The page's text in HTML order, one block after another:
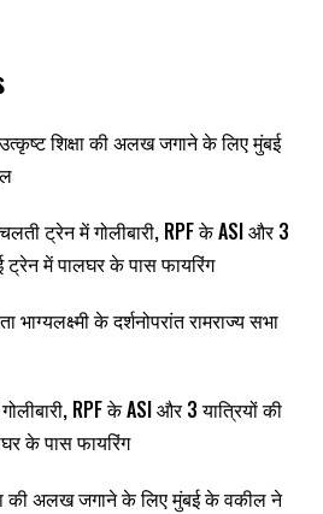
उत्कृष्ट शिक्षा की अलख जगाने के लिए मुंबई
चलती ट्रेन में गोलीबारी, RPF के ASI और 3
ट्रेन में पालघर के पास फायरिंग
भाग्यलक्ष्मी के दर्शनोपरांत रामराज्य सभा
RPF के ASI और 3 यात्रियों की
के पास फायरिंग
की अलख जगाने के लिए मुंबई के वकील ने